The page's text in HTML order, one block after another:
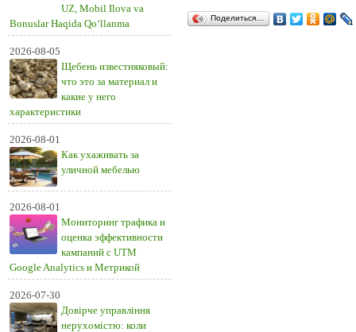
UZ, Mobil Ilova va
Bonuslar Haqida Qo‘llanma
2026-08-05
Щебень известняковый:
что это за материал и
какие у него
характеристики
2026-08-01
Как ухаживать за
уличной мебелью
2026-08-01
Мониторинг трафика и
оценка эффективности
кампаний с UTM
Google Analytics и Метрикой
2026-07-30
Довірче управління
нерухомістю: коли
Поделиться…